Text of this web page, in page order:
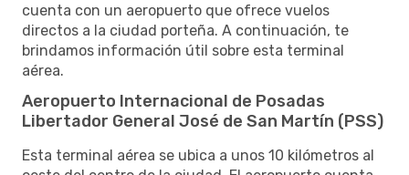
cuenta con un aeropuerto que ofrece vuelos
directos a la ciudad porteña. A continuación, te
brindamos información útil sobre esta terminal
aérea.
Aeropuerto Internacional de Posadas
Libertador General José de San Martín (PSS)
Esta terminal aérea se ubica a unos 10 kilómetros al